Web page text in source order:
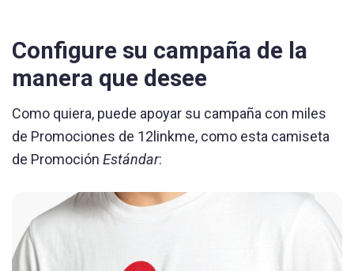
Configure su campaña de la
manera que desee
Como quiera, puede apoyar su campaña con miles
de Promociones de 12linkme, como esta camiseta
de Promoción Estándar: